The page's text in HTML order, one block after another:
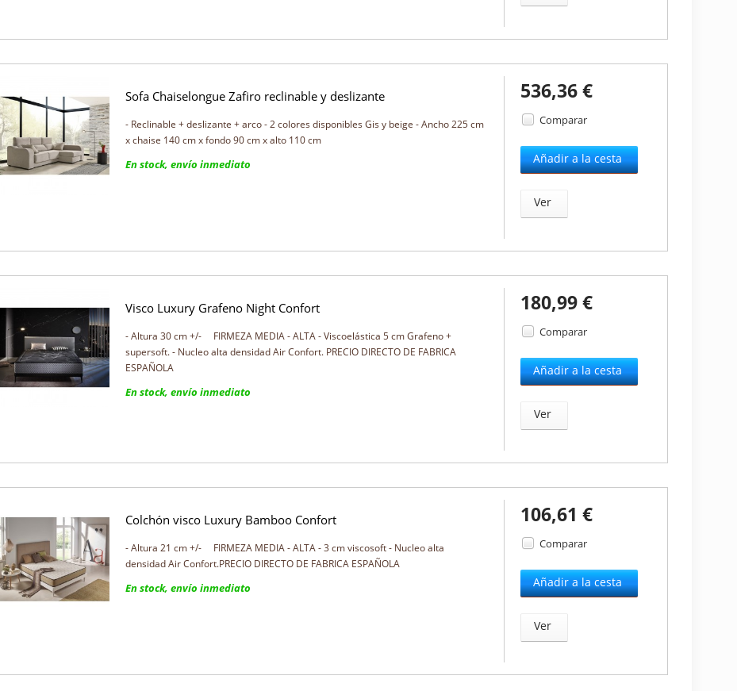
Sofa Chaiselongue Zafiro reclinable y deslizante
- Reclinable + deslizante + arco - 2 colores disponibles Gis y beige - Ancho 225 cm
x chaise 140 cm x fondo 90 cm x alto 110 cm
En stock, envío inmediato
536,36 €
Comparar
Añadir a la cesta
Ver
Visco Luxury Grafeno Night Confort
- Altura 30 cm +/- FIRMEZA MEDIA - ALTA - Viscoelástica 5 cm Grafeno +
supersoft. - Nucleo alta densidad Air Confort. PRECIO DIRECTO DE FABRICA
ESPAÑOLA
En stock, envío inmediato
180,99 €
Comparar
Añadir a la cesta
Ver
Colchón visco Luxury Bamboo Confort
- Altura 21 cm +/- FIRMEZA MEDIA - ALTA - 3 cm viscosoft - Nucleo alta
densidad Air Confort.PRECIO DIRECTO DE FABRICA ESPAÑOLA
En stock, envío inmediato
106,61 €
Comparar
Añadir a la cesta
Ver